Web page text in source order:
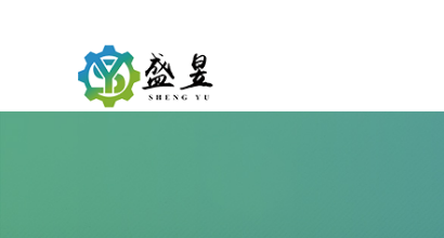
公司首页